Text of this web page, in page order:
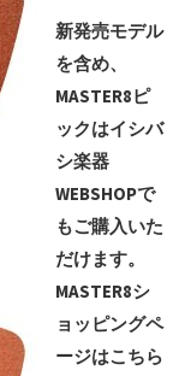
新発売モデル
を含め、
MASTER8ピ
ックはイシバ
シ楽器
WEBSHOPで
もご購入いた
だけます。
MASTER8シ
ョッピングペ
ージはこちら